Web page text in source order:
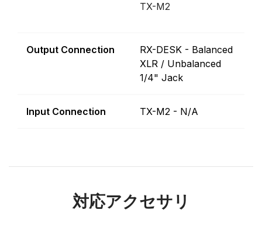
TX-M2
Output Connection
RX-DESK - Balanced
XLR / Unbalanced
1/4" Jack
Input Connection TX-M2 - N/A
対応アクセサリ